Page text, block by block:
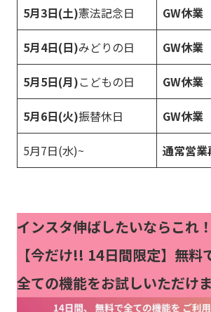
5月3日(土)憲法記念日 GW休業
5月4日(日)みどりの日 GW休業
5月5日(月)こどもの日 GW休業
5月6日(火)振替休日 GW休業
5月7日(水)~ 通常営業
インスタ伸ばしたいならこれ！
【今だけ!! 14日間限定】無料
全ての機能をお試しいただけ